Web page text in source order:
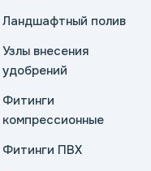
Ландшафтный полив
Узлы внесения
удобрений
Фитинги
компрессионные
Фитинги ПВХ